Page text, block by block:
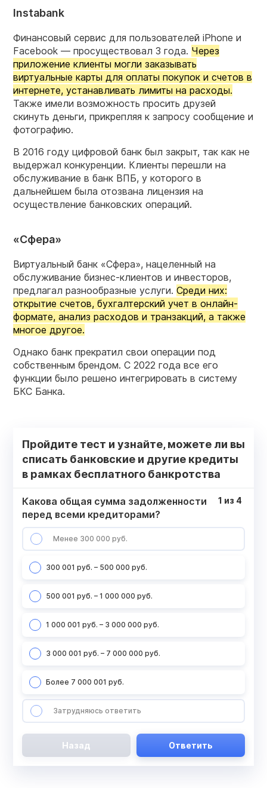
Instabank
Финансовый сервис для пользователей iPhone и
Facebook — просуществовал 3 года. Через
приложение клиенты могли заказывать
виртуальные карты для оплаты покупок и счетов в
интернете, устанавливать лимиты на расходы.
Также имели возможность просить друзей
скинуть деньги, прикрепляя к запросу сообщение и
фотографию.
В 2016 году цифровой банк был закрыт, так как не
выдержал конкуренции. Клиенты перешли на
обслуживание в банк ВПБ, у которого в
дальнейшем была отозвана лицензия на
осуществление банковских операций.
«Сфера»
Виртуальный банк «Сфера», нацеленный на
обслуживание бизнес-клиентов и инвесторов,
предлагал разнообразные услуги. Среди них:
открытие счетов, бухгалтерский учет в онлайн-
формате, анализ расходов и транзакций, а также
многое другое.
Однако банк прекратил свои операции под
собственным брендом. С 2022 года все его
функции было решено интегрировать в систему
БКС Банка.
Пройдите тест и узнайте, можете ли вы
списать банковские и другие кредиты
в рамках бесплатного банкротства
Какова общая сумма задолженности
перед всеми кредиторами?
Менее 300 000 руб.
300 001 руб. – 500 000 руб.
500 001 руб. – 1 000 000 руб.
1 000 001 руб. – 3 000 000 руб.
3 000 001 руб. – 7 000 000 руб.
Более 7 000 001 руб.
Затрудняюсь ответить
1 из 4
Назад Ответить